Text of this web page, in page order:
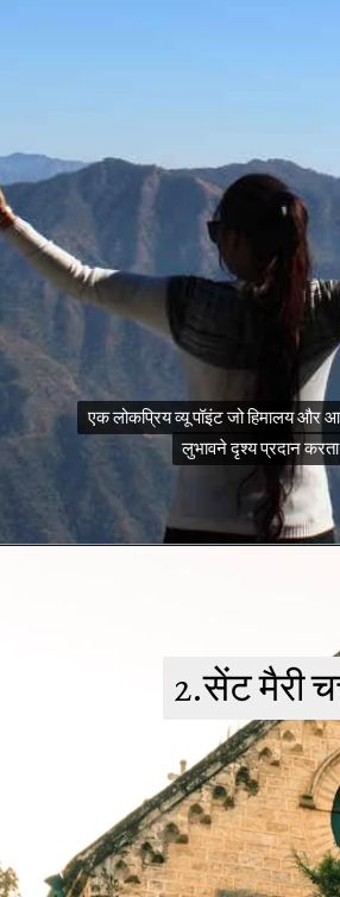
एक लोकप्रिय व्यू पॉइंट जो हिमालय और
लुभावने दृश्य प्रदान
एक लोकप्रिय व्यू पॉइंट जो हिमालय और
लुभावने दृश्य प्रदान
2.सेंट मैरी
2.सेंट मैरी